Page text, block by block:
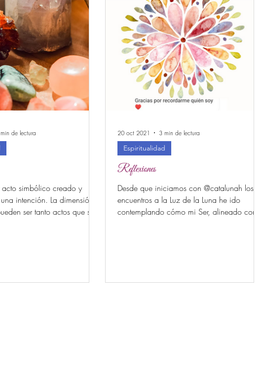
acto simbólico creado y
La dimensión
ser tanto actos que se
de lectura
Reflexiones
Desde que iniciamos con @catalunah los
encuentros a la Luz de la Luna he ido
contemplando cómo mi Ser, alineado con el
Espiritualidad
20 oct 2021 3 min de lectura